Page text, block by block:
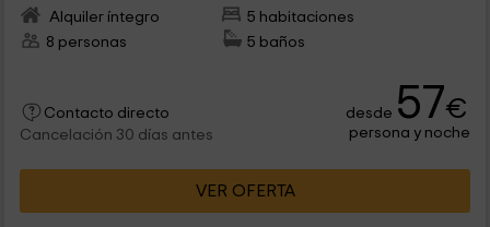
Alquiler íntegro
5 habitaciones
8 personas
5 baños
Contacto directo
Cancelación 30 días antes
desde 57€
persona y noche
VER OFERTA